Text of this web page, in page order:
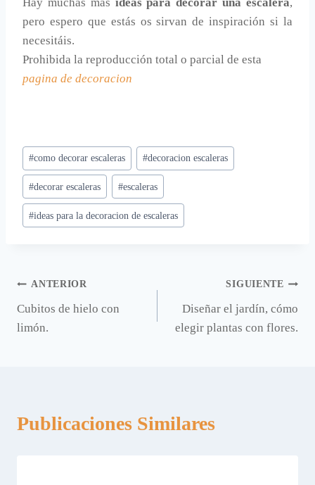
pero espero que estás os sirvan de inspiración si la
necesitáis.
Prohibida la reproducción total o parcial de esta
pagina de decoracion
Etiquetas
de
la
entrada:
#como decorar escaleras #decoracion escaleras
#decorar escaleras #escaleras
#ideas para la decoracion de escaleras
Navegación
de
ANTERIOR
Cubitos de hielo con
limón.
SIGUIENTE
Diseñar el jardín, cómo
elegir plantas con flores.
Publicaciones Similares